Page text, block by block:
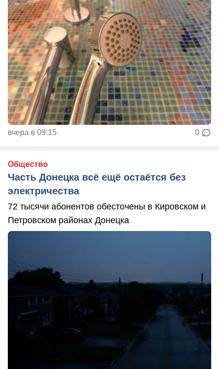
вчера в 09:15 0
Общество
Часть Донецка всё ещё остаётся без
электричества
72 тысячи абонентов обесточены в Кировском и
Петровском районах Донецка